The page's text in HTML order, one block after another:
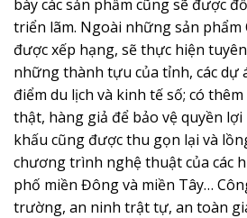
bày các sản phẩm cũng sẽ được
triển lãm. Ngoài những sản phẩm
được xếp hạng, sẽ thực hiện
những thành tựu của tỉnh, các dự
điểm du lịch và kinh tế số; có
thật, hàng giả để bảo vệ quyền
khấu cũng được thu gọn lại và
chương trình nghệ thuật của các
phố miền Đông và miền Tây…
trường, an ninh trật tự, an toàn